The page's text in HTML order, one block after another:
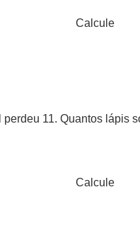
Calcule
11. Quantos lápis
Calcule